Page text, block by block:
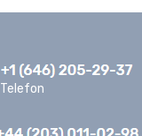
Telefon